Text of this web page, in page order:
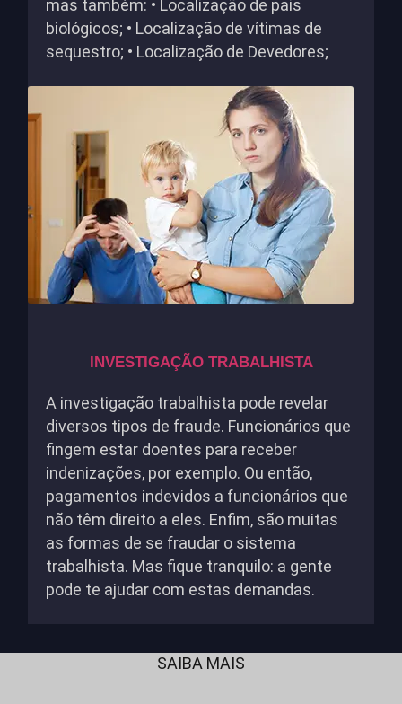
mas também: • Localização de pais
biológicos; • Localização de vítimas de
sequestro; • Localização de Devedores;
INVESTIGAÇÃO TRABALHISTA
A investigação trabalhista pode revelar
diversos tipos de fraude. Funcionários que
fingem estar doentes para receber
indenizações, por exemplo. Ou então,
pagamentos indevidos a funcionários que
não têm direito a eles. Enfim, são muitas
as formas de se fraudar o sistema
trabalhista. Mas fique tranquilo: a gente
pode te ajudar com estas demandas.
SAIBA MAIS